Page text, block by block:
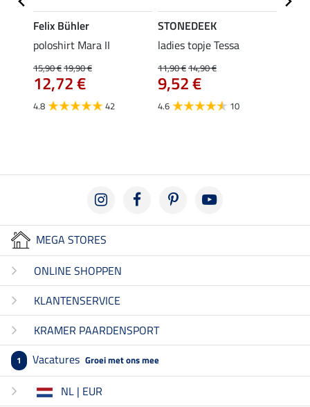
Felix Bühler
poloshirt Mara II
15,90 €19,90 €
12,72 €
4.8 42
STONEDEEK
ladies topje Tessa
11,90 €14,90 €
9,52 €
4.6 10
MEGA STORES
ONLINE SHOPPEN
KLANTENSERVICE
KRAMER PAARDENSPORT
1 Vacatures Groei met ons mee
NL | EUR